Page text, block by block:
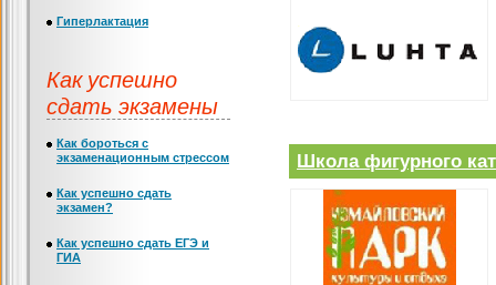
Школа фигурного
Гиперлактация
Как успешно
сдать экзамены
Как бороться с
экзаменационным стрессом
Как успешно сдать
экзамен?
Как успешно сдать ЕГЭ и
ГИА